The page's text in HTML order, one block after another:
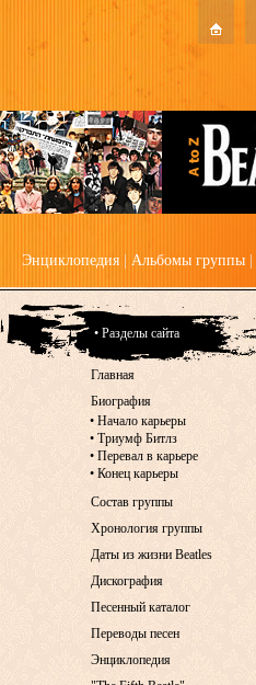
Энциклопедия Альбомы группы
• Разделы сайта
Главная
Биография
• Начало карьеры
• Триумф Битлз
• Перевал в карьере
• Конец карьеры
Состав группы
Хронология группы
Даты из жизни Beatles
Дискография
Песенный каталог
Переводы песен
Энциклопедия